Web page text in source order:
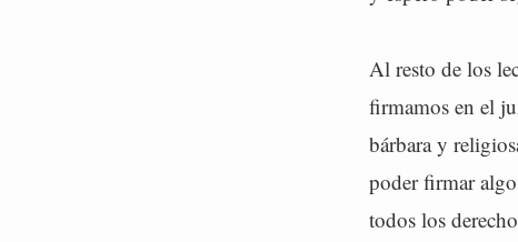
Al resto de los
firmamos en el
bárbara y
poder firmar
todos los